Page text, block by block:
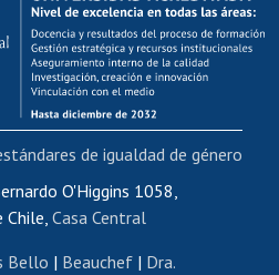
al AUCAI
os
de capacitación
del personal
movilidad interna
de renta
renta honorarios
O'Higgins 1058,
Chile, Casa Central
Bello | Beauchef| Dra.
de igualdad de género